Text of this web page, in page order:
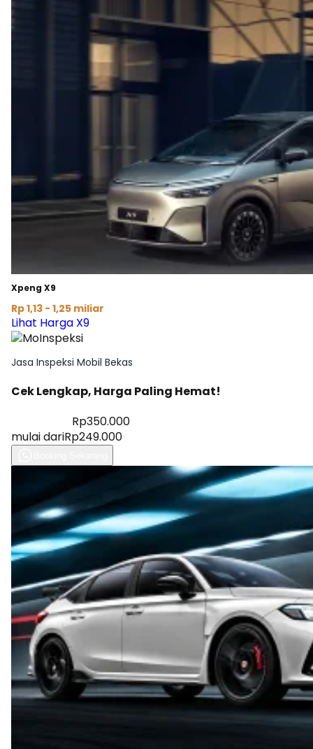
Xpeng X9
Rp 1,13 - 1,25 miliar
Lihat Harga X9
Jasa Inspeksi Mobil Bekas
Cek Lengkap, Harga Paling Hemat!
Rp350.000
mulai dariRp249.000